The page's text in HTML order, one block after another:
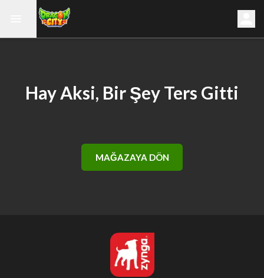
Hay Aksi, Bir Şey Ters Gitti
MAĞAZAYA DÖN